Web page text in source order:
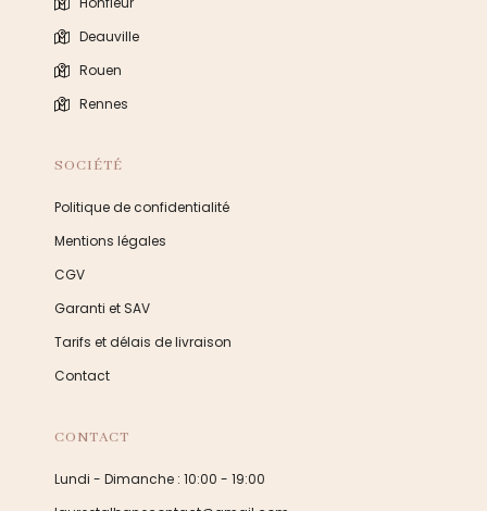
Deauville
Rouen
Rennes
SOCIÉTÉ
Politique de confidentialité
Mentions légales
CGV
Garanti et SAV
Tarifs et délais de livraison
Contact
CONTACT
Lundi - Dimanche : 10:00 - 19:00